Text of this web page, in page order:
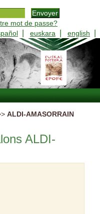
mot de passe?
euskara english
ALDI-AMASORRAIN
ALDI-